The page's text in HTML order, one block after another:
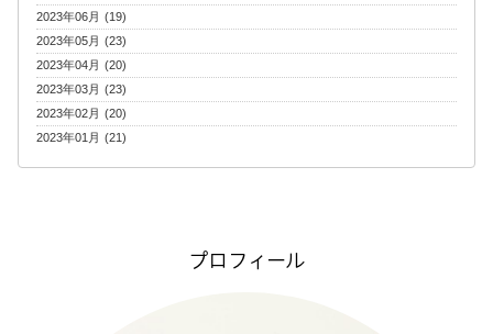
2023年06月 (19)
2023年05月 (23)
2023年04月 (20)
2023年03月 (23)
2023年02月 (20)
2023年01月 (21)
プロフィール